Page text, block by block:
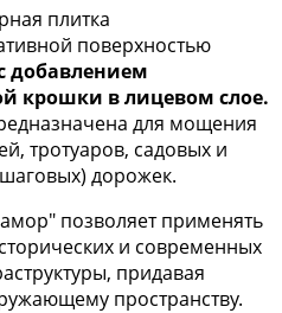
плитка
поверхностью
добавлением
крошки в лицевом слое.
для мощения
тротуаров, садовых и
дорожек.
позволяет применять
и современных
придавая
пространству.